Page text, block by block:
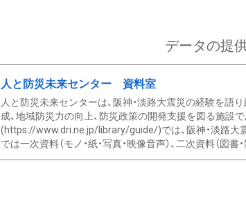
データの提
人と防災未来センター 資料室
人と防災未来センターは、阪神・淡路大震災の経験を語
成、地域防災力の向上、防災政策の開発支援を図る施設
(https://www.dri.ne.jp/library/guide/)では、阪神・淡路大
では一次資料（モノ・紙・写真・映像音声）、二次資料（図書・